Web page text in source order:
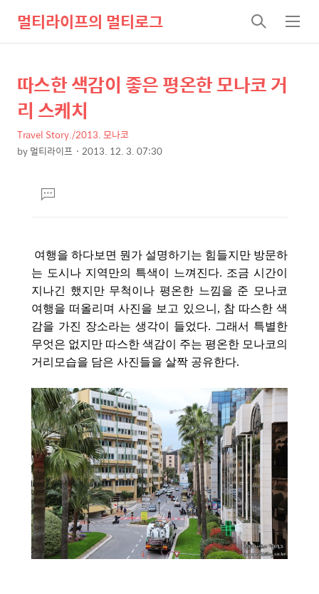
멀티라이프의 멀티로그
검
색
메
뉴
상
세
텐
본
제
목
따스한 색감이 좋은 평온한 모나코 거
리 스케치
Travel Story./2013. 모나코
by멀티라이프 2013. 12. 3. 07:30
댓
글
여행을 하다보면 뭔가 설명하기는 힘들지만 방문하
는 도시나 지역만의 특색이 느껴진다. 조금 시간이
지나긴 했지만 무척이나 평온한 느낌을 준 모나코
여행을 떠올리며 사진을 보고 있으니, 참 따스한 색
감을 가진 장소라는 생각이 들었다. 그래서 특별한
무엇은 없지만 따스한 색감이 주는 평온한 모나코의
거리모습을 담은 사진들을 살짝 공유한다.